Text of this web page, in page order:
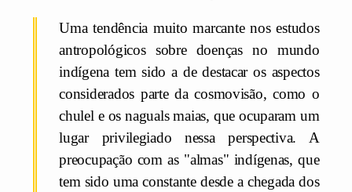
Uma tendência muito marcante nos estudos
antropológicos sobre doenças no mundo
indígena tem sido a de destacar os aspectos
considerados parte da cosmovisão, como o
chulel e os naguals maias, que ocuparam um
lugar privilegiado nessa perspectiva. A
preocupação com as "almas" indígenas, que
tem sido uma constante desde a chegada dos